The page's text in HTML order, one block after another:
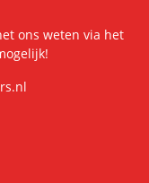
ons weten via het